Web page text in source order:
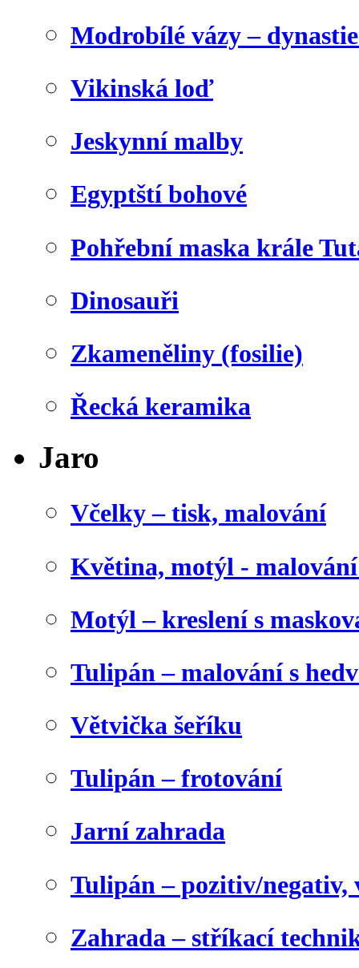
Modrobílé vázy –
Vikinská loď
Jeskynní malby
Egyptští bohové
Pohřební maska krále
Dinosauři
Zkameněliny (fosilie)
Řecká keramika
Jaro
Včelky – tisk, malování
Květina, motýl -
Motýl – kreslení s
Tulipán – malování s
Větvička šeříku
Tulipán – frotování
Jarní zahrada
Tulipán – pozitiv/negativ,
Zahrada – stříkací